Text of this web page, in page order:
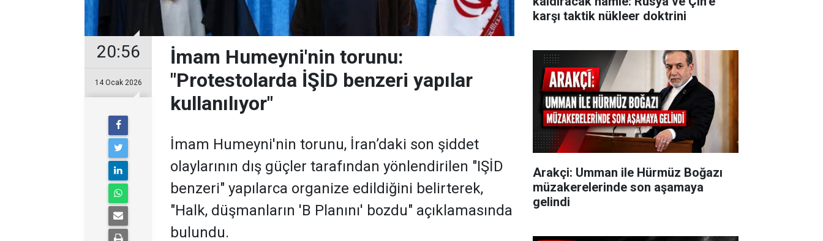
20:56
14 Ocak 2026
İmam Humeyni'nin torunu:
"Protestolarda İŞİD benzeri yapılar
kullanılıyor"
İmam Humeyni'nin torunu, İran’daki son şiddet
olaylarının dış güçler tarafından yönlendirilen "IŞİD
benzeri" yapılarca organize edildiğini belirterek,
"Halk, düşmanların 'B Planını' bozdu" açıklamasında
bulundu.
karşı taktik nükleer doktrini
Arakçi: Umman ile Hürmüz Boğazı
müzakerelerinde son aşamaya
gelindi